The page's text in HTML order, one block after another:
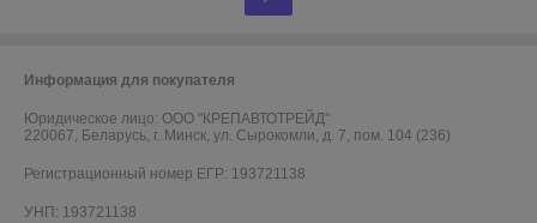
Информация для покупателя
Юридическое лицо: ООО "КРЕПАВТОТРЕЙД"
220067, Беларусь, г. Минск, ул. Сырокомли, д. 7, пом. 104 (236)
Регистрационный номер ЕГР: 193721138
УНП: 193721138